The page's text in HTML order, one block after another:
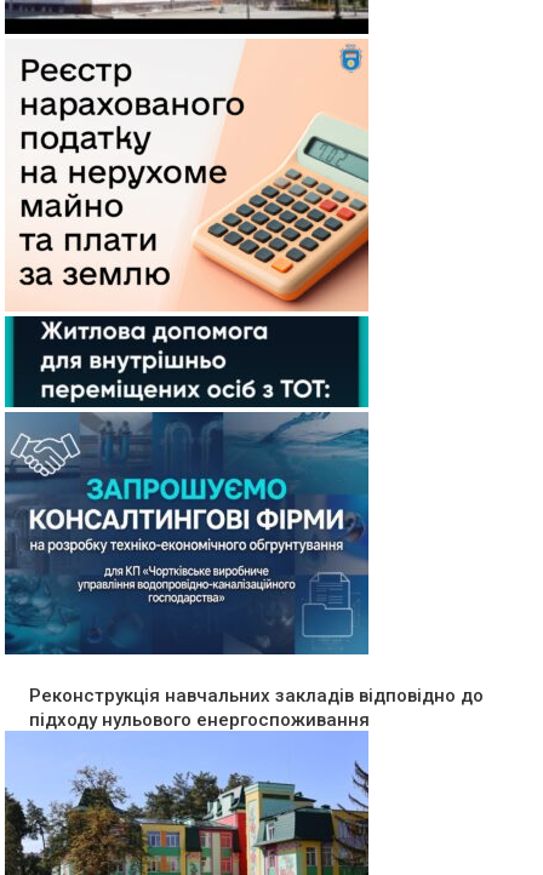
Реконструкція навчальних закладів відповідно до
підходу нульового енергоспоживання